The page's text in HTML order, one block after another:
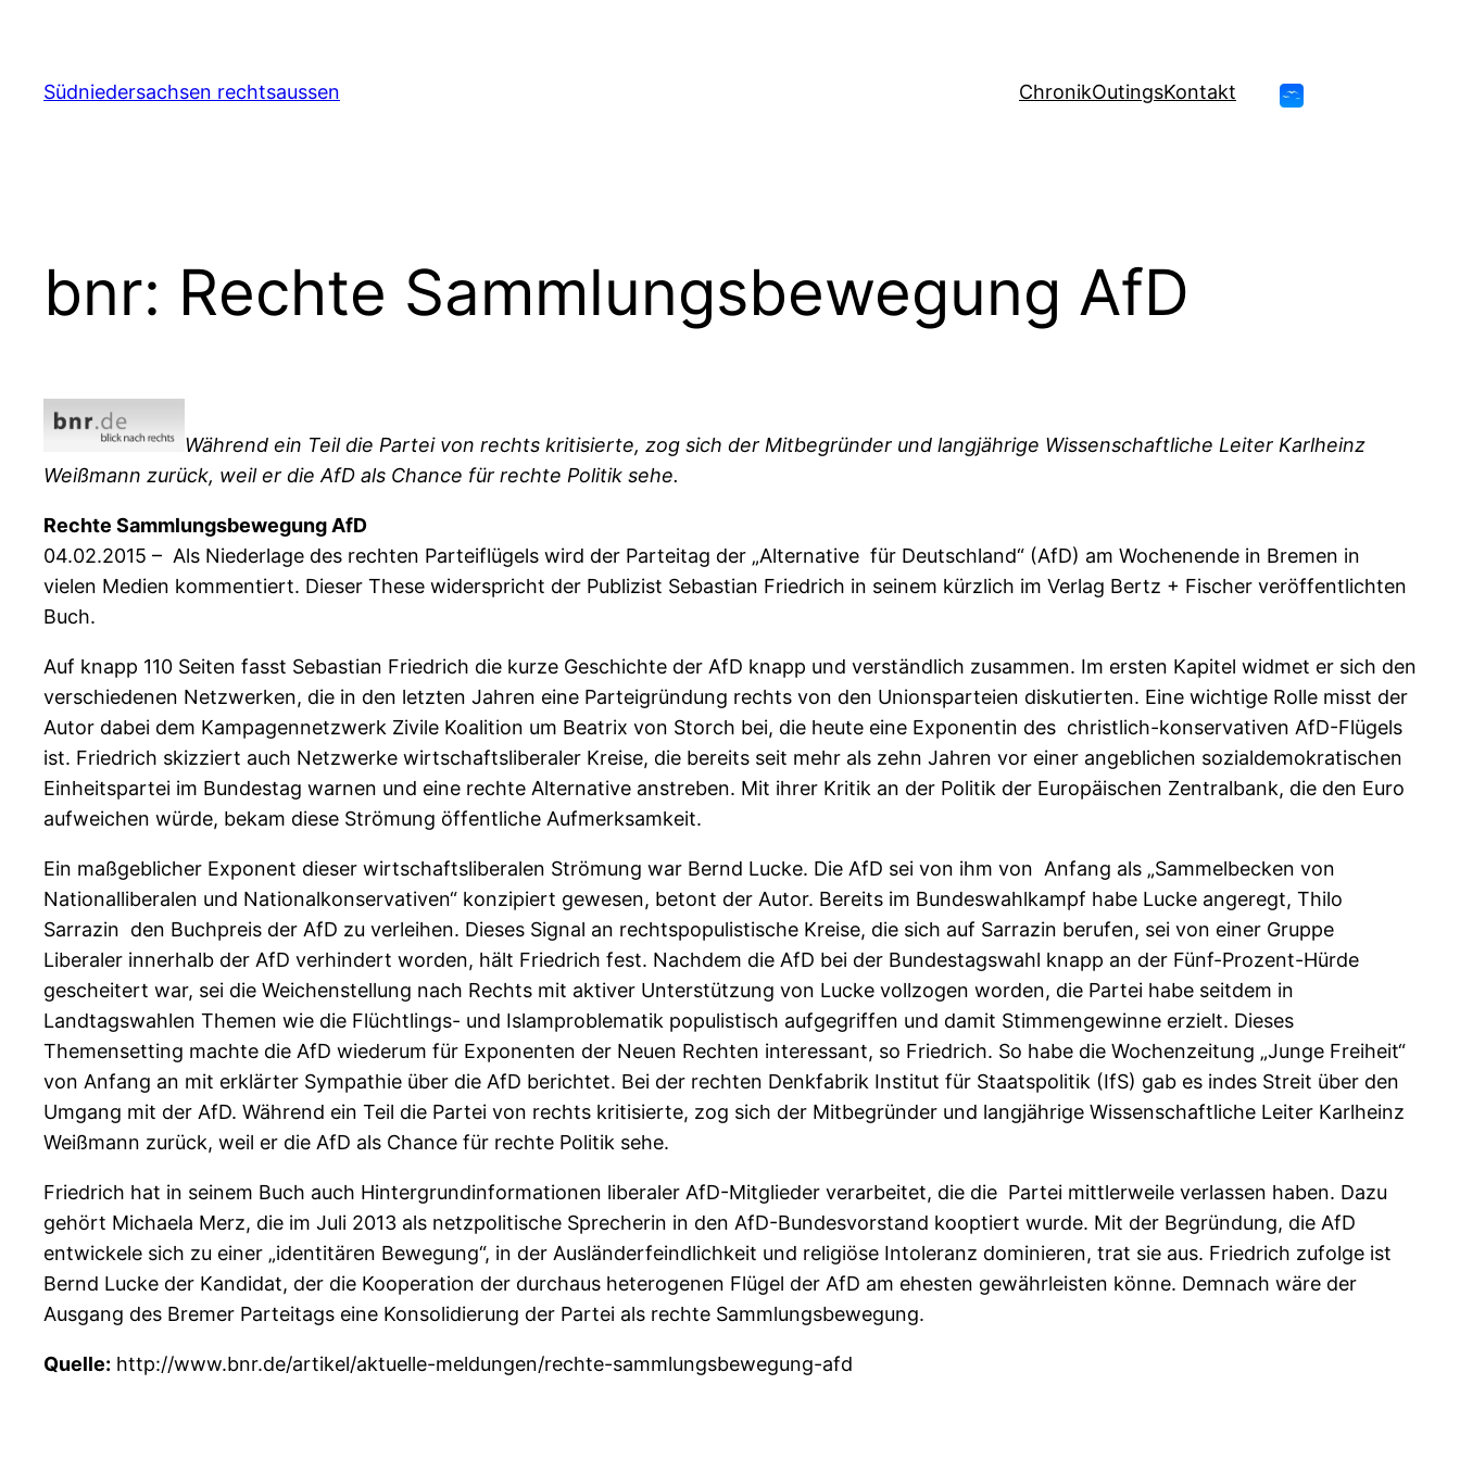
springen
Südniedersachsen rechtsaussen ChronikOutingsKontakt
bnr: Rechte Sammlungsbewegung AfD
Während ein Teil die Partei von rechts kritisierte, zog sich der Mitbegründer und langjährige Wissenschaftliche Leiter Karlheinz
Weißmann zurück, weil er die AfD als Chance für rechte Politik sehe.
Rechte Sammlungsbewegung AfD
04.02.2015 – Als Niederlage des rechten Parteiflügels wird der Parteitag der „Alternative für Deutschland“ (AfD) am Wochenende in Bremen in
vielen Medien kommentiert. Dieser These widerspricht der Publizist Sebastian Friedrich in seinem kürzlich im Verlag Bertz + Fischer veröffentlichten
Buch.
Auf knapp 110 Seiten fasst Sebastian Friedrich die kurze Geschichte der AfD knapp und verständlich zusammen. Im ersten Kapitel widmet er sich den
verschiedenen Netzwerken, die in den letzten Jahren eine Parteigründung rechts von den Unionsparteien diskutierten. Eine wichtige Rolle misst der
Autor dabei dem Kampagennetzwerk Zivile Koalition um Beatrix von Storch bei, die heute eine Exponentin des christlich-konservativen AfD-Flügels
ist. Friedrich skizziert auch Netzwerke wirtschaftsliberaler Kreise, die bereits seit mehr als zehn Jahren vor einer angeblichen sozialdemokratischen
Einheitspartei im Bundestag warnen und eine rechte Alternative anstreben. Mit ihrer Kritik an der Politik der Europäischen Zentralbank, die den Euro
aufweichen würde, bekam diese Strömung öffentliche Aufmerksamkeit.
Ein maßgeblicher Exponent dieser wirtschaftsliberalen Strömung war Bernd Lucke. Die AfD sei von ihm von Anfang als „Sammelbecken von
Nationalliberalen und Nationalkonservativen“ konzipiert gewesen, betont der Autor. Bereits im Bundeswahlkampf habe Lucke angeregt, Thilo
Sarrazin den Buchpreis der AfD zu verleihen. Dieses Signal an rechtspopulistische Kreise, die sich auf Sarrazin berufen, sei von einer Gruppe
Liberaler innerhalb der AfD verhindert worden, hält Friedrich fest. Nachdem die AfD bei der Bundestagswahl knapp an der Fünf-Prozent-Hürde
gescheitert war, sei die Weichenstellung nach Rechts mit aktiver Unterstützung von Lucke vollzogen worden, die Partei habe seitdem in
Landtagswahlen Themen wie die Flüchtlings- und Islamproblematik populistisch aufgegriffen und damit Stimmengewinne erzielt. Dieses
Themensetting machte die AfD wiederum für Exponenten der Neuen Rechten interessant, so Friedrich. So habe die Wochenzeitung „Junge Freiheit“
von Anfang an mit erklärter Sympathie über die AfD berichtet. Bei der rechten Denkfabrik Institut für Staatspolitik (IfS) gab es indes Streit über den
Umgang mit der AfD. Während ein Teil die Partei von rechts kritisierte, zog sich der Mitbegründer und langjährige Wissenschaftliche Leiter Karlheinz
Weißmann zurück, weil er die AfD als Chance für rechte Politik sehe.
Friedrich hat in seinem Buch auch Hintergrundinformationen liberaler AfD-Mitglieder verarbeitet, die die Partei mittlerweile verlassen haben. Dazu
gehört Michaela Merz, die im Juli 2013 als netzpolitische Sprecherin in den AfD-Bundesvorstand kooptiert wurde. Mit der Begründung, die AfD
entwickele sich zu einer „identitären Bewegung“, in der Ausländerfeindlichkeit und religiöse Intoleranz dominieren, trat sie aus. Friedrich zufolge ist
Bernd Lucke der Kandidat, der die Kooperation der durchaus heterogenen Flügel der AfD am ehesten gewährleisten könne. Demnach wäre der
Ausgang des Bremer Parteitags eine Konsolidierung der Partei als rechte Sammlungsbewegung.
Quelle: http://www.bnr.de/artikel/aktuelle-meldungen/rechte-sammlungsbewegung-afd